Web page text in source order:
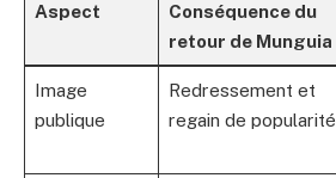
Aspect
Conséquence du
retour de Munguia
Image
publique
Redressement et
regain de popularité